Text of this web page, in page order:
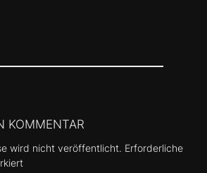
KOMMENTAR
wird nicht veröffentlicht. Erforderliche